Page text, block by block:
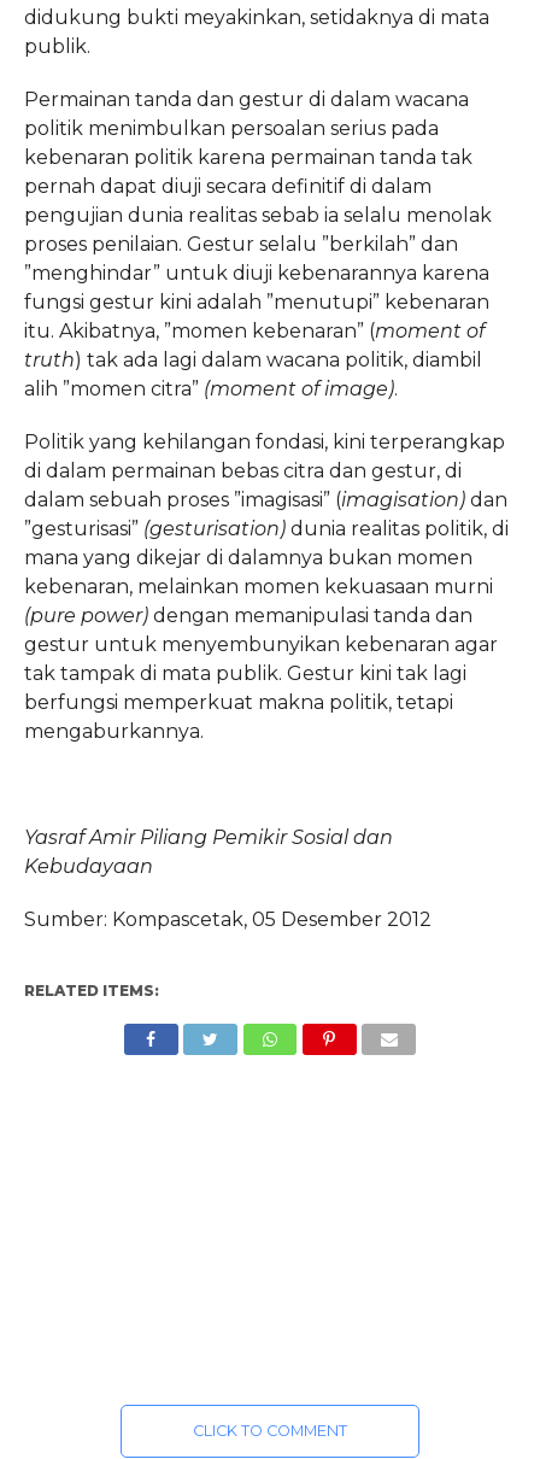
didukung bukti meyakinkan, setidaknya di mata
publik.
Permainan tanda dan gestur di dalam wacana
politik menimbulkan persoalan serius pada
kebenaran politik karena permainan tanda tak
pernah dapat diuji secara definitif di dalam
pengujian dunia realitas sebab ia selalu menolak
proses penilaian. Gestur selalu ”berkilah” dan
”menghindar” untuk diuji kebenarannya karena
fungsi gestur kini adalah ”menutupi” kebenaran
itu. Akibatnya, ”momen kebenaran” (moment of
truth) tak ada lagi dalam wacana politik, diambil
alih ”momen citra” (moment of image).
Politik yang kehilangan fondasi, kini terperangkap
di dalam permainan bebas citra dan gestur, di
dalam sebuah proses ”imagisasi” (imagisation)dan
”gesturisasi” (gesturisation)dunia realitas politik, di
mana yang dikejar di dalamnya bukan momen
kebenaran, melainkan momen kekuasaan murni
(pure power)dengan memanipulasi tanda dan
gestur untuk menyembunyikan kebenaran agar
tak tampak di mata publik. Gestur kini tak lagi
berfungsi memperkuat makna politik, tetapi
mengaburkannya.
Yasraf Amir Piliang Pemikir Sosial dan
Kebudayaan
Sumber: Kompascetak, 05 Desember 2012
RELATED ITEMS:
CLICK TO COMMENT